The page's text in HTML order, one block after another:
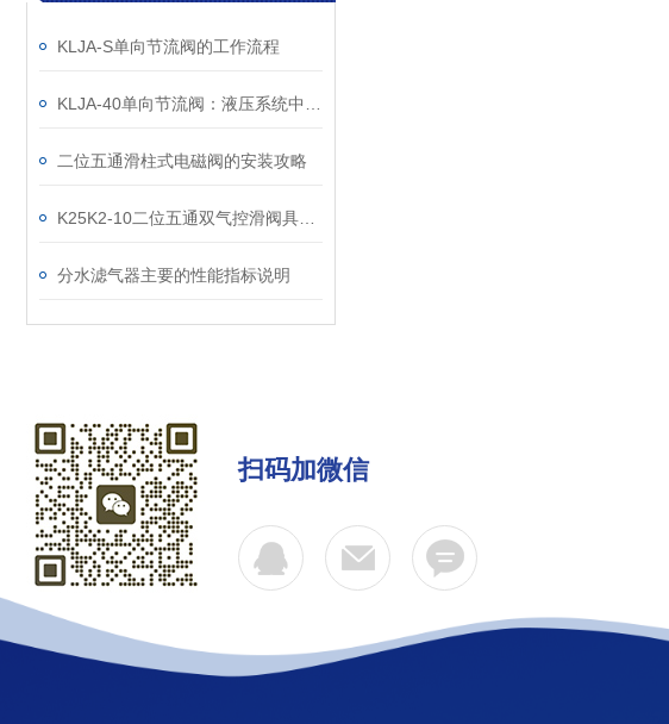
KLJA-S单向节流阀的工作流程
二位五通滑柱式电磁阀的安装攻略
分水滤气器主要的性能指标说明
扫码加微信